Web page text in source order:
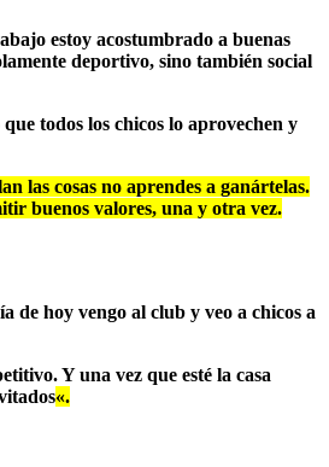
estoy acostumbrado a buenas
deportivo, sino también social
todos los chicos lo aprovechen y
las cosas no aprendes a ganártelas.
buenos valores, una y otra vez.
de hoy vengo al club y veo a chicos a
Y una vez que esté la casa
«.